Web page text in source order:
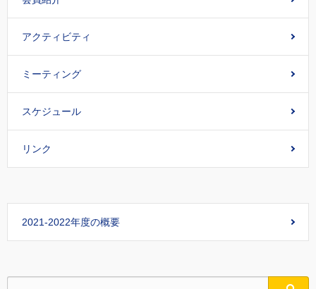
アクティビティ
ミーティング
スケジュール
リンク
2021-2022年度の概要